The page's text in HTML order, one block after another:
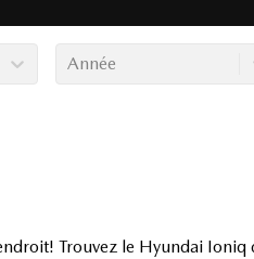
Année
Trouvez le Hyundai Ioniq